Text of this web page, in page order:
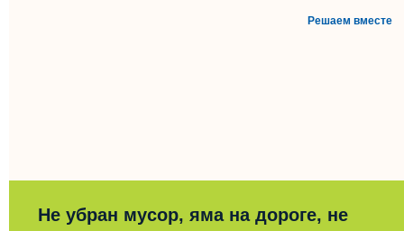
Решаем вместе
Не убран мусор, яма на дороге, не